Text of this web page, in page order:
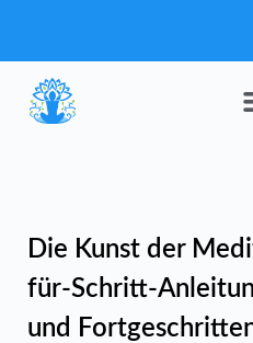
Die Kunst der
für-Schritt-
und